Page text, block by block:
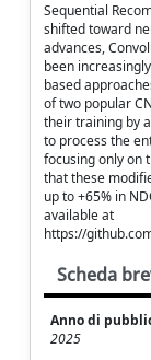
Sequential
shifted toward
advances,
been
based
of two popular
their training by
to process the
focusing only on
that these
up to +65% in
available at
https://
Scheda
Anno di
2025